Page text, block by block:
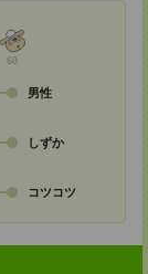
60
男性
しずか
コツコツ